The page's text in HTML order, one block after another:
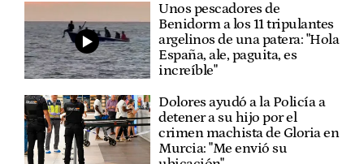
Unos pescadores de
Benidorm a los 11 tripulantes
argelinos de una patera: "Hola
España, ale, paguita, es
increíble"
Dolores ayudó a la Policía a
detener a su hijo por el
crimen machista de Gloria en
Murcia: "Me envió su